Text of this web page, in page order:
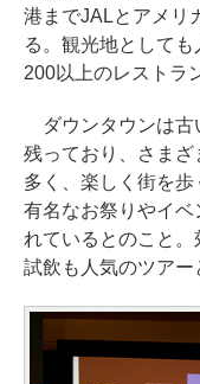
港までJALとアメリ
る。観光地として
200以上のレストラ
ダウンタウンは古
残っており、さま
多く、楽しく街を
有名なお祭りやイ
れているとのこと
試飲も人気のツアー